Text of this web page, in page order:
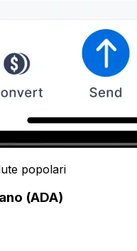
popolari
(ADA)